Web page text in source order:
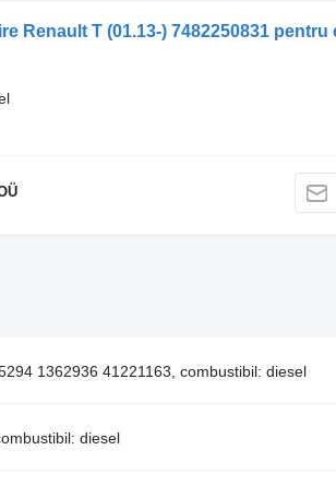
1362936 41221163, combustibil: diesel
diesel